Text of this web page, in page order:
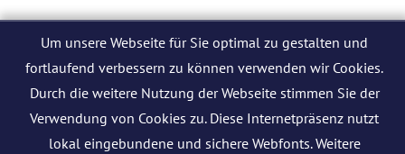
Um unsere Webseite für Sie optimal zu gestalten und
fortlaufend verbessern zu können verwenden wir Cookies.
Durch die weitere Nutzung der Webseite stimmen Sie der
Verwendung von Cookies zu. Diese Internetpräsenz nutzt
lokal eingebundene und sichere Webfonts. Weitere